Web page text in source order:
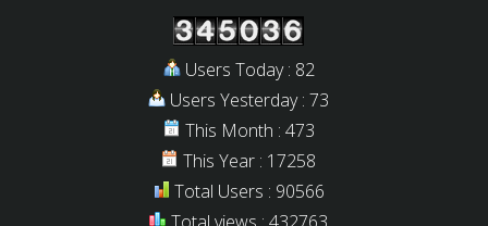
Users Today : 82
Users Yesterday : 73
This Month : 473
This Year : 17258
Total Users : 90566
Total views : 432763